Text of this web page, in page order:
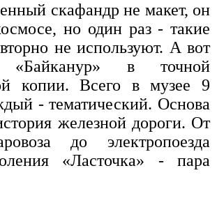
скафандр не макет, он
но один раз - такие
не используют. А вот
«Байканур» в точной
копии. Всего в музее 9
- тематический. Основа
железной дороги. От
до электропоезда
«Ласточка» - пара